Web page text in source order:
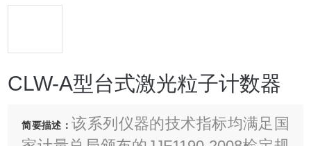
CLW-A型台式激光粒子计数器
简要描述：该系列仪器的技术指标均满足国